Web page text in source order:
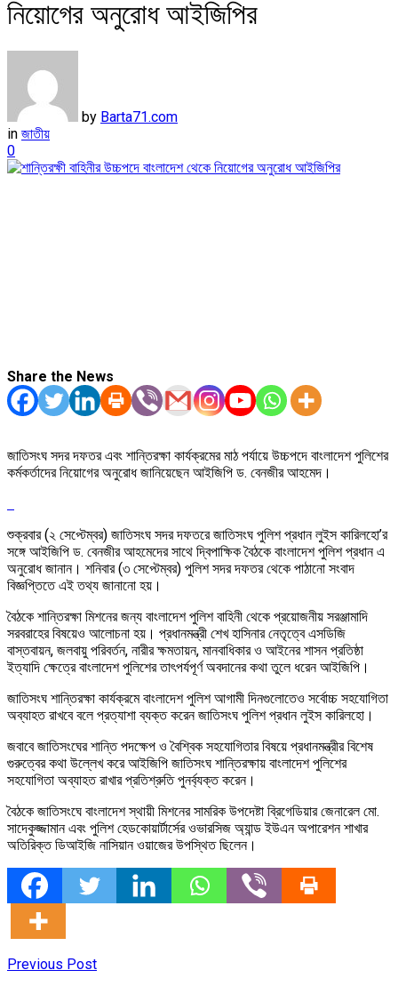
নিয়োগের অনুরোধ আইজিপির
by Barta71.com
in জাতীয়
0
Share the News
জাতিসংঘ সদর দফতর এবং শান্তিরক্ষা কার্যক্রমের মাঠ পর্যায়ে উচ্চপদে বাংলাদেশ পুলিশের
কর্মকর্তাদের নিয়োগের অনুরোধ জানিয়েছেন আইজিপি ড. বেনজীর আহমেদ।
শুক্রবার (২ সেপ্টেম্বর) জাতিসংঘ সদর দফতরে জাতিসংঘ পুলিশ প্রধান লুইস কারিলহো’র
সঙ্গে আইজিপি ড. বেনজীর আহমেদের সাথে দ্বিপাক্ষিক বৈঠকে বাংলাদেশ পুলিশ প্রধান এ
অনুরোধ জানান। শনিবার (৩ সেপ্টেম্বর) পুলিশ সদর দফতর থেকে পাঠানো সংবাদ
বিজ্ঞপ্তিতে এই তথ্য জানানো হয়।
বৈঠকে শান্তিরক্ষা মিশনের জন্য বাংলাদেশ পুলিশ বাহিনী থেকে প্রয়োজনীয় সরঞ্জামাদি
সরবরাহের বিষয়েও আলোচনা হয়। প্রধানমন্ত্রী শেখ হাসিনার নেতৃত্বে এসডিজি
বাস্তবায়ন, জলবায়ু পরিবর্তন, নারীর ক্ষমতায়ন, মানবাধিকার ও আইনের শাসন প্রতিষ্ঠা
ইত্যাদি ক্ষেত্রে বাংলাদেশ পুলিশের তাৎপর্যপূর্ণ অবদানের কথা তুলে ধরেন আইজিপি।
জাতিসংঘ শান্তিরক্ষা কার্যক্রমে বাংলাদেশ পুলিশ আগামী দিনগুলোতেও সর্বোচ্চ সহযোগিতা
অব্যাহত রাখবে বলে প্রত্যাশা ব্যক্ত করেন জাতিসংঘ পুলিশ প্রধান লুইস কারিলহো।
জবাবে জাতিসংঘের শান্তি পদক্ষেপ ও বৈশ্বিক সহযোগিতার বিষয়ে প্রধানমন্ত্রীর বিশেষ
গুরুত্বের কথা উল্লেখ করে আইজিপি জাতিসংঘ শান্তিরক্ষায় বাংলাদেশ পুলিশের
সহযোগিতা অব্যাহত রাখার প্রতিশ্রুতি পুনর্ব্যক্ত করেন।
বৈঠকে জাতিসংঘে বাংলাদেশ স্থায়ী মিশনের সামরিক উপদেষ্টা ব্রিগেডিয়ার জেনারেল মো.
সাদেকুজ্জামান এবং পুলিশ হেডকোয়ার্টার্সের ওভারসিজ অ্যান্ড ইউএন অপারেশন শাখার
অতিরিক্ত ডিআইজি নাসিয়ান ওয়াজের উপস্থিত ছিলেন।
Previous Post